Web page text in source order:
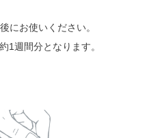
にお使いください。
1週間分となります。